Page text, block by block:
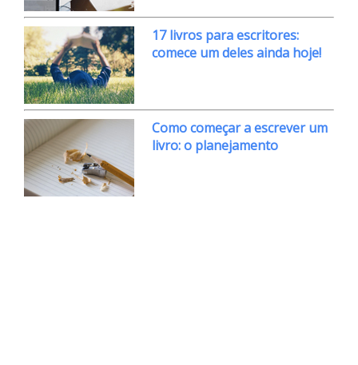
17 livros para escritores:
comece um deles ainda hoje!
Como começar a escrever um
livro: o planejamento